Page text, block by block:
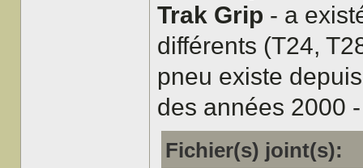
Trak Grip - a
différents (T24,
pneu existe
des années 2000
Fichier(s) joint(s):